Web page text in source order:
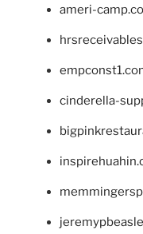
ameri-
cinderella-